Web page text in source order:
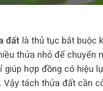
đất là thủ tục bắt buộc
thửa nhỏ để chuyển
giúp hợp đồng có hiệu
Vậy tách thửa đất cần